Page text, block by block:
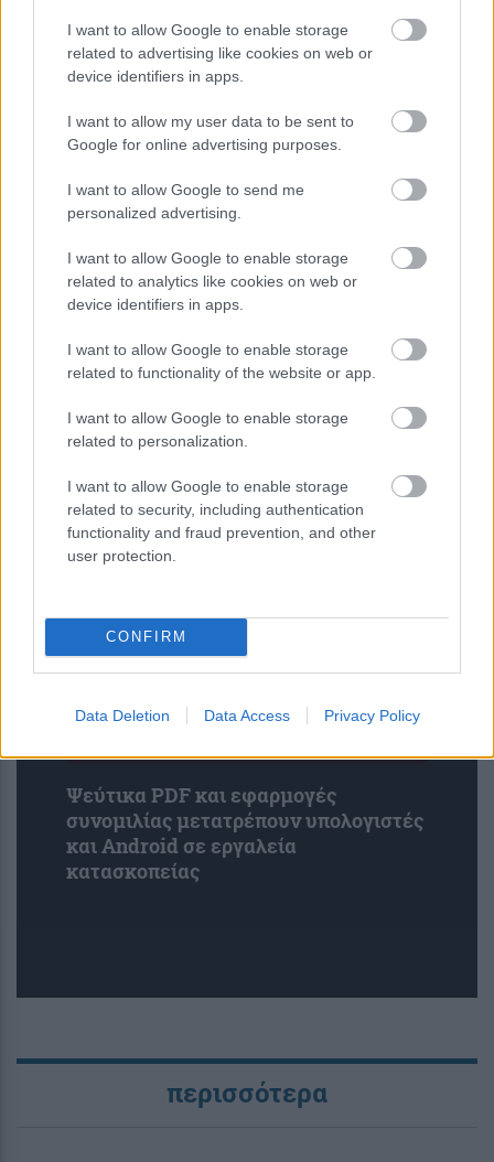
I want to allow Google to enable storage
related to advertising like cookies on web or
device identifiers in apps.
I want to allow my user data to be sent to
Google for online advertising purposes.
I want to allow Google to send me
personalized advertising.
I want to allow Google to enable storage
related to analytics like cookies on web or
device identifiers in apps.
I want to allow Google to enable storage
related to functionality of the website or app.
I want to allow Google to enable storage
related to personalization.
I want to allow Google to enable storage
related to security, including authentication
functionality and fraud prevention, and other
user protection.
CONFIRM
Data Deletion Data Access Privacy Policy
Miranda Kerr: Η περίεργη διατροφή
που ακολουθεί το supermodel για να
διατηρείται πάντα αδύνατη: «Τρώω
ελάφι και βίσονα για ...
Νέα τεχνική αποκαλύπτει με ακρίβεια
νανομέτρου τη συμπεριφορά 2D
υλικών
Ψεύτικα PDF και εφαρμογές
συνομιλίας μετατρέπουν υπολογιστές
και Android σε εργαλεία
κατασκοπείας
περισσότερα